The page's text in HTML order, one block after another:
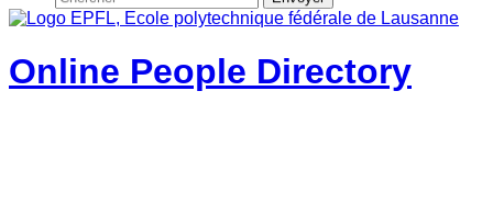
Online People Directory